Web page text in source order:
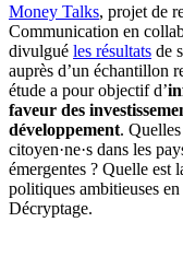
Money Talks, projet de
Communication en
divulgué les résultats de
auprès d’un échantillon
étude a pour objectif d’
faveur des
développement.
citoyen·ne·s dans les
émergentes ? Quelle est
politiques ambitieuses
Décryptage.